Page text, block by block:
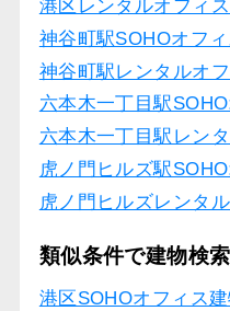
港区レンタルオフィ
神谷町駅SOHOオフ
神谷町駅レンタルオ
六本木一丁目駅
六本木一丁目駅レン
虎ノ門ヒルズ駅
虎ノ門ヒルズレンタ
類似条件で建物検索
港区SOHOオフィス